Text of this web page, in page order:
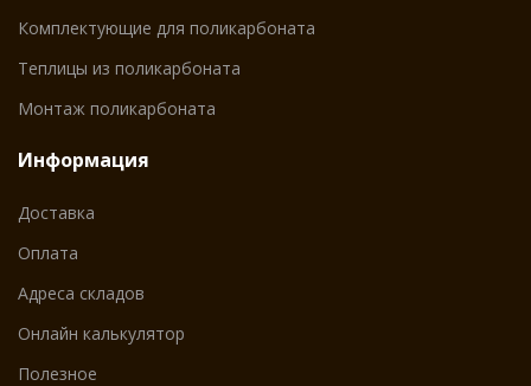
Комплектующие для поликарбоната
Теплицы из поликарбоната
Монтаж поликарбоната
Информация
Доставка
Оплата
Адреса складов
Онлайн калькулятор
Полезное